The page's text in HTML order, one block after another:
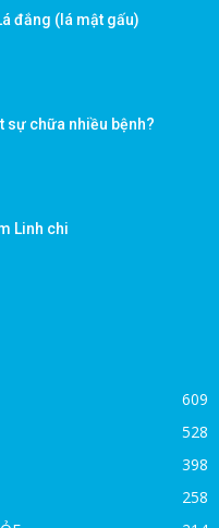
đắng (lá mật gấu)
sự chữa nhiều bệnh?
Linh chi
609
528
398
258